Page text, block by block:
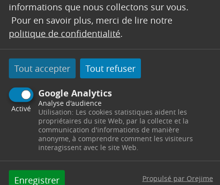
informations que nous collectons sur vous.
Pour en savoir plus, merci de lire notre
politique de confidentialité.
Tout accepter Tout refuser
Google Analytics
Activé
Analyse d'audience
Utilisation: Les cookies statistiques aident les
propriétaires du site Web, par la collecte et la
communication d'informations de manière
anonyme, à comprendre comment les visiteurs
interagissent avec le site Web.
Enregistrer Propulsé par Orejime